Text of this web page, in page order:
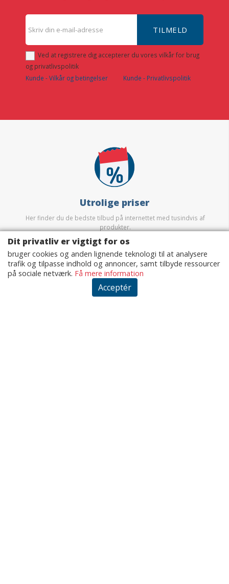
Dit privatliv er vigtigt for os
bruger cookies og anden lignende teknologi til at analysere
trafik og tilpasse indhold og annoncer, samt tilbyde ressourcer
på sociale netværk. Få mere information
Acceptér
TILMELD
Ved at registrere dig accepterer du vores vilkår for brug
og privatlivspolitik
Kunde - Vilkår og betingelser
Kunde - Privatlivspolitik
Utrolige priser
Her finder du de bedste tilbud på internettet med tusindvis af
produkter.